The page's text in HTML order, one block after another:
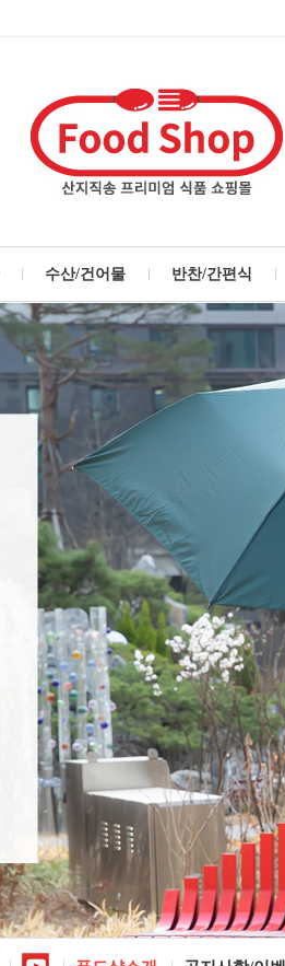
수산/건어물 반찬/간편식